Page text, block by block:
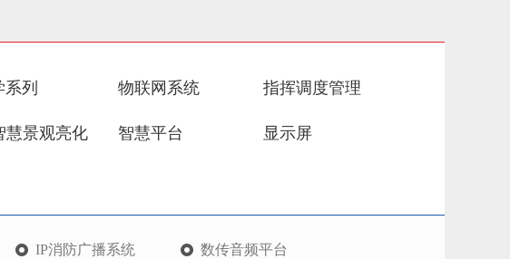
列 物联网系统 指挥调度管理
慧景观亮化 智慧平台 显示屏
IP消防广播系统 数传音频平台